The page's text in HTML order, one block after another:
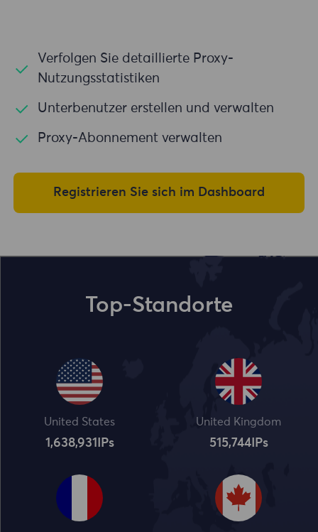
Verfolgen Sie detaillierte Proxy-
Nutzungsstatistiken
Unterbenutzer erstellen und verwalten
Proxy-Abonnement verwalten
Registrieren Sie sich im Dashboard
Top-Standorte
United States
1,638,932 IPs
United Kingdom
515,745IPs